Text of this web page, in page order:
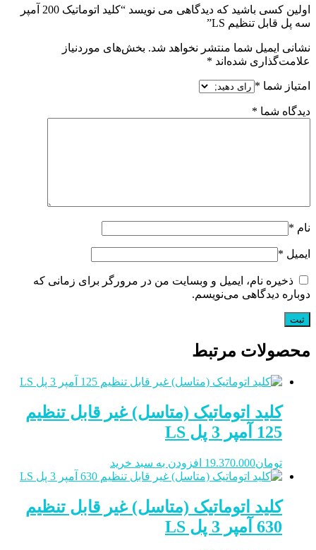
اولین کسی باشید که دیدگاهی می نویسد “کلید اتوماتیک 200 آمپر
سه پل قابل تنظیم LS”
نشانی ایمیل شما منتشر نخواهد شد. بخش‌های موردنیاز
علامت‌گذاری شده‌اند *
امتیاز شما *
دیدگاه شما *
نام *
ایمیل *
ذخیره نام، ایمیل و وبسایت من در مرورگر برای زمانی که
دوباره دیدگاهی می‌نویسم.
محصولات مرتبط
کلید اتوماتیک (متاسل) غیر قابل تنظیم
125 آمپر 3 پل LS
تومان19.370.000 افزودن به سبد خرید
کلید اتوماتیک (متاسل) غیر قابل تنظیم
630 آمپر 3 پل LS